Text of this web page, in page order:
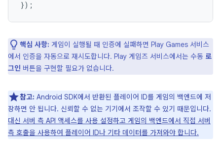
핵심 사항: 게임이 실행될 때 인증에 실패하면 Play Games 서비스
에서 인증을 자동으로 재시도합니다. Play 게임즈 서비스에서는 수동 로
그인 버튼을 구현할 필요가 없습니다.
참고: Android SDK에서 반환된 플레이어 ID를 게임의 백엔드에 저
장하면 안 됩니다. 신뢰할 수 없는 기기에서 조작할 수 있기 때문입니다.
대신 서버 측 API 액세스를 사용 설정하고 게임의 백엔드에서 직접 서버
측 호출을 사용하여 플레이어 ID나 기타 데이터를 가져와야 합니다.